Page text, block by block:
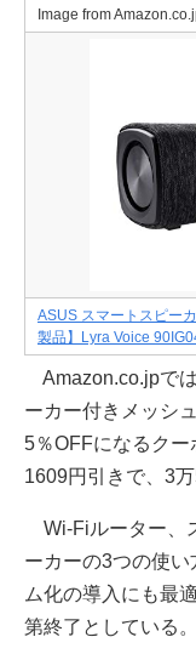
Image from
ASUS スマートスピー
製品】Lyra Voice
Amazon.co.jpで
ーカー付きメッシ
5％OFFになるク
1609円引きで、3万
Wi-Fiルーター、
ーカーの3つの使
ム化の導入にも最
第終了としている。